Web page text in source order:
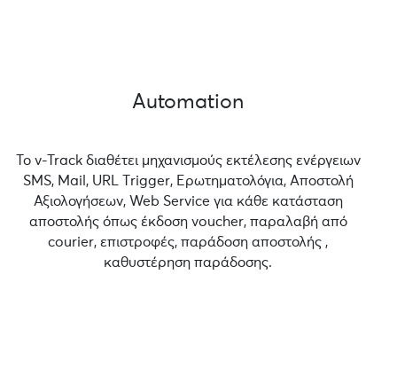
Automation
Το v-Track διαθέτει μηχανισμούς εκτέλεσης ενέργειων
SMS, Mail, URL Τrigger, Ερωτηματολόγια, Αποστολή
Αξιολογήσεων, Web Service για κάθε κατάσταση
αποστολής όπως έκδοση voucher, παραλαβή από
courier, επιστροφές, παράδοση αποστολής ,
καθυστέρηση παράδοσης.